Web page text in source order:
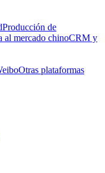
Producción de
al mercado chinoCRM y
Otras plataformas